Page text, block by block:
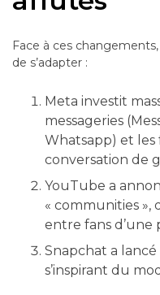
Face à ces
de s’adapter :
Meta investit
messageries
Whatsapp) et
conversation de
YouTube a
« communities »,
entre fans d’une
Snapchat a
s’inspirant du